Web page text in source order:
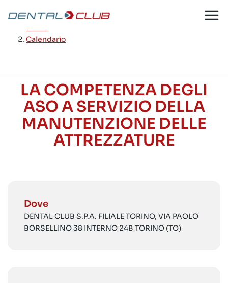
contenuto
Calendario
LA COMPETENZA DEGLI
ASO A SERVIZIO DELLA
MANUTENZIONE DELLE
ATTREZZATURE
Dove
DENTAL CLUB S.P.A. FILIALE TORINO, VIA PAOLO
BORSELLINO 38 INTERNO 24B TORINO (TO)